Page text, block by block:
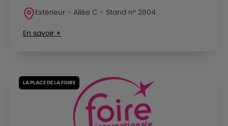
Extérieur - Allée C - Stand n° 2804
En savoir +
LA PLACE DE LA FOIRE